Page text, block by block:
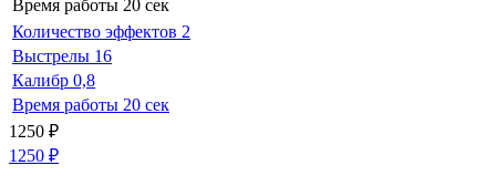
Время работы 20 сек
Количество эффектов 2
Выстрелы 16
Калибр 0,8
Время работы 20 сек
1250 ₽
1250 ₽